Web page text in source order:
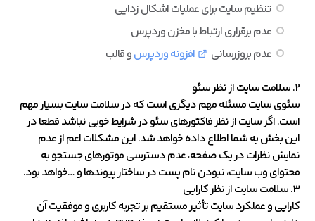
تنظیم سایت برای عملیات اشکال زدایی
عدم برقراری ارتباط با مخزن وردپرس
عدم بروزرسانی
افزونه وردپرسو قالب
2. سلامت سایت از نظر سئو
سئوی سایت مسئله مهم دیگری است که در سلامت سایت بسیار مهم
است. اگر سایت از نظر فاکتورهای سئو در شرایط خوبی نباشد قطعا در
این بخش به شما اطلاع داده خواهد شد. این مشکلات اعم از عدم
نمایش نظرات در یک صفحه، عدم دسترسی موتورهای جستجو به
محتوای وب سایت، نبودن نام پست در ساختار پیوندها و …خواهد بود.
3. سلامت سایت از نظر کارایی
کارایی و عملکرد سایت تأثیر مستقیم بر تجربه کاربری و موفقیت آن